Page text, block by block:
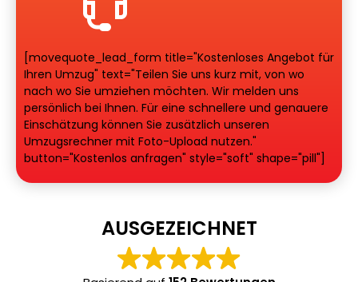
[movequote_lead_form title="Kostenloses Angebot für
Ihren Umzug" text="Teilen Sie uns kurz mit, von wo
nach wo Sie umziehen möchten. Wir melden uns
persönlich bei Ihnen. Für eine schnellere und genauere
Einschätzung können Sie zusätzlich unseren
Umzugsrechner mit Foto-Upload nutzen."
button="Kostenlos anfragen" style="soft" shape="pill"]
AUSGEZEICHNET